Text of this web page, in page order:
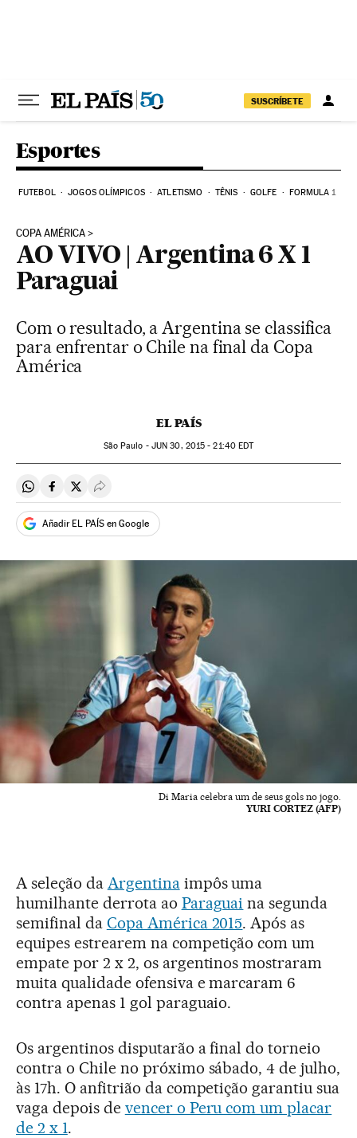
SUSCRÍBETE
Esportes
FUTEBOL JOGOS OLÍMPICOS ATLETISMO TÊNIS GOLFE FORMULA 1
COPA AMÉRICA
AO VIVO | Argentina 6 X 1
Paraguai
Com o resultado, a Argentina se classifica
para enfrentar o Chile na final da Copa
América
EL PAÍS
São Paulo - JUN 30, 2015 - 21:40EDT
Compartir en Whatsapp
Compartir en Facebook
Compartir en Twitter
Desplegar Redes Sociales
Añadir EL PAÍS en Google
Di Maria celebra um de seus gols no jogo.
YURI CORTEZ (AFP)
A seleção da Argentinaimpôs uma
humilhante derrota ao Paraguai na segunda
semifinal da Copa América 2015. Após as
equipes estrearem na competição com um
empate por 2 x 2, os argentinos mostraram
muita qualidade ofensiva e marcaram 6
contra apenas 1 gol paraguaio.
Os argentinos disputarão a final do torneio
contra o Chile no próximo sábado, 4 de julho,
às 17h. O anfitrião da competição garantiu sua
vaga depois de vencer o Peru com um placar
de 2 x 1.